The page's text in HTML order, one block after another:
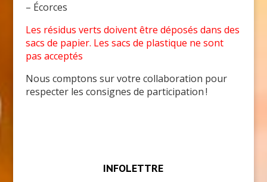
– Écorces
Les résidus verts doivent être déposés dans des
sacs de papier. Les sacs de plastique ne sont
pas acceptés
Nous comptons sur votre collaboration pour
respecter les consignes de participation !
INFOLETTRE